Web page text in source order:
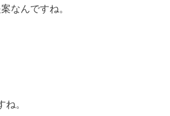
なんですね。
ね。